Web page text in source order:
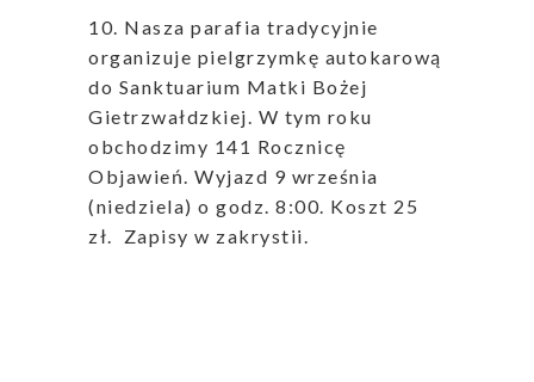
10. Nasza parafia tradycyjnie
organizuje pielgrzymkę autokarową
do Sanktuarium Matki Bożej
Gietrzwałdzkiej. W tym roku
obchodzimy 141 Rocznicę
Objawień. Wyjazd 9 września
(niedziela) o godz. 8:00. Koszt 25
zł. Zapisy w zakrystii.